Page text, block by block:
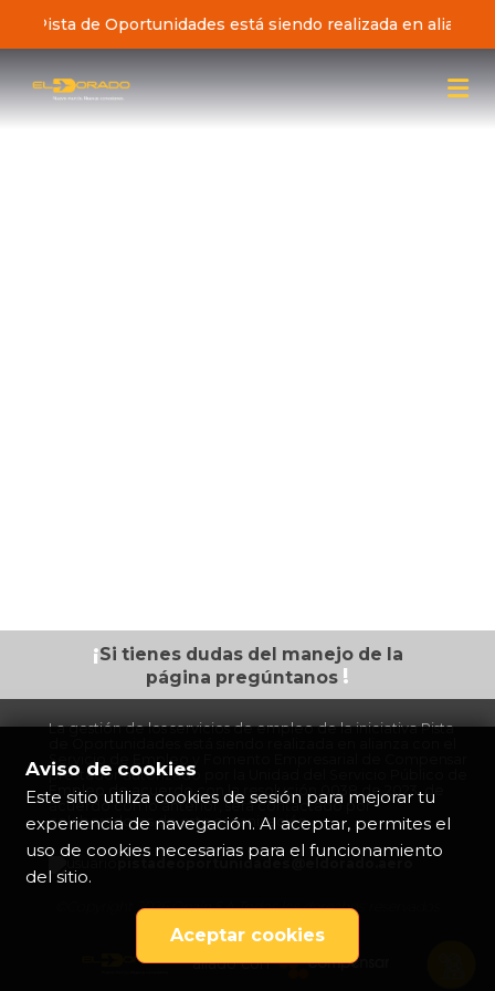
Pista de Oportunidades está siendo realizada en
¡Si tienes dudasdel manejo de la
página pregúntanos !
La gestión de los servicios de empleo de la iniciativa Pista
Servicio de Empleo y Fomento Empresarial de Compensar
prestador autorizado por la Unidad del Servicio Público de
Empleo de acuerdo con la resolución 0038 de 2023, de
acuerdo con lo anterior, será contactado por
colaboradores de esta organización.
pistadeoportunidades@eldorado.
©Copyright 2026 Opain S.A Todos los derechos reservados
aliado con
Aviso de cookies
Este sitio utiliza cookies de sesión para mejorar tu
experiencia de navegación. Al aceptar, permites el
uso de cookies necesarias para el funcionamiento
del sitio.
Aceptar cookies